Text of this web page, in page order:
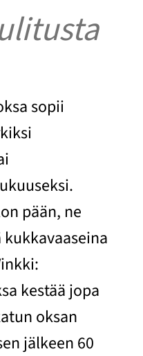
sopii
pään, ne
kestää jopa
oksan
jälkeen 60